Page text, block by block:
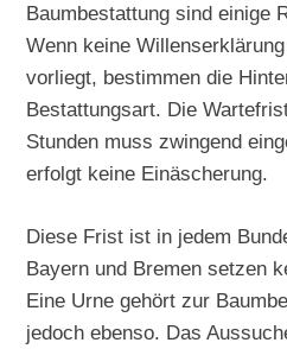
Baumbestattung sind einige
Wenn keine
vorliegt, bestimmen die
Bestattungsart. Die
Stunden muss zwingend
erfolgt keine Einäscherung.
Diese Frist ist in jedem
Bayern und Bremen setzen
Eine Urne gehört zur
jedoch ebenso. Das